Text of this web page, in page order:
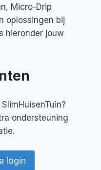
Micro-Drip
oplossingen bij
hieronder jouw
ondersteuning
login